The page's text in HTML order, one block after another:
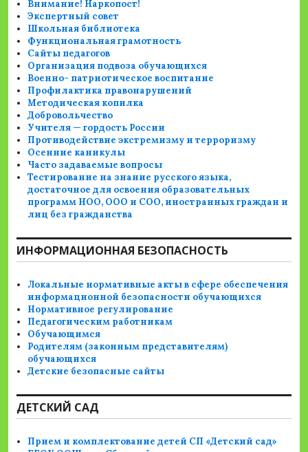
Внимание! Наркопост!
Экспертный совет
Школьная библиотека
Функциональная грамотность
Сайты педагогов
Организация подвоза обучающихся
Военно- патриотическое воспитание
Профилактика правонарушений
Методическая копилка
Добровольчество
Учителя — гордость России
Противодействие экстремизму и терроризму
Осенние каникулы
Часто задаваемые вопросы
Тестирование на знание русского языка,
достаточное для освоения образовательных
программ НОО, ООО и СОО, иностранных граждан и
лиц без гражданства
ИНФОРМАЦИОННАЯ БЕЗОПАСНОСТЬ
Локальные нормативные акты в сфере обеспечения
информационной безопасности обучающихся
Нормативное регулирование
Педагогическим работникам
Обучающимся
Родителям (законным представителям)
обучающихся
Детские безопасные сайты
ДЕТСКИЙ САД
Прием и комплектование детей СП «Детский сад»